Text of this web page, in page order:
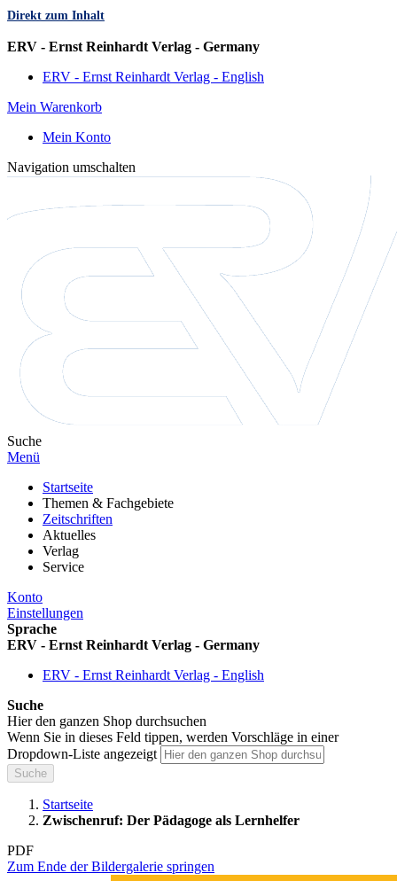
Direkt zum Inhalt
ERV - Ernst Reinhardt Verlag - Germany
ERV - Ernst Reinhardt Verlag - English
Mein Warenkorb
Mein Konto
Navigation umschalten
Suche
Menü
Startseite
Themen & Fachgebiete
Zeitschriften
Aktuelles
Verlag
Service
Konto
Einstellungen
Sprache
ERV - Ernst Reinhardt Verlag - Germany
ERV - Ernst Reinhardt Verlag - English
Suche
Hier den ganzen Shop durchsuchen
Wenn Sie in dieses Feld tippen, werden Vorschläge in einer
Dropdown-Liste angezeigt
Suche
Startseite
Zwischenruf: Der Pädagoge als Lernhelfer
PDF
Zum Ende der Bildergalerie springen